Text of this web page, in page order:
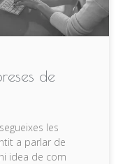
de
les
a parlar de
idea de com